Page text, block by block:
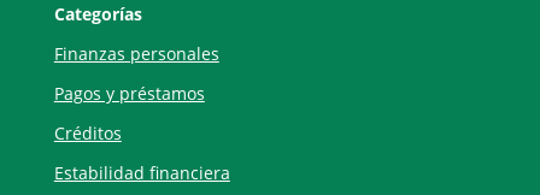
Categorías
Finanzas personales
Pagos y préstamos
Créditos
Estabilidad financiera